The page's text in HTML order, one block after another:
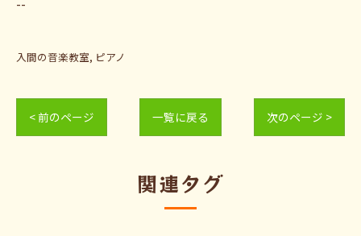
--
入間の音楽教室 ピアノ
< 前のページ 一覧に戻る 次のページ >
関連タグ